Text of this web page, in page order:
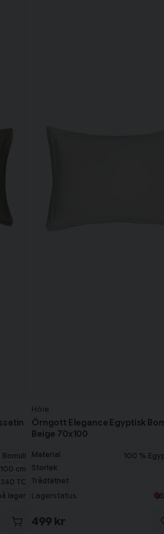
cm
340 TC
lager
Höie
Örngott Elegance Egyptisk
Beige 70x100
Material
100 %
Storlek
Trådtäthet
Lagerstatus
499 kr